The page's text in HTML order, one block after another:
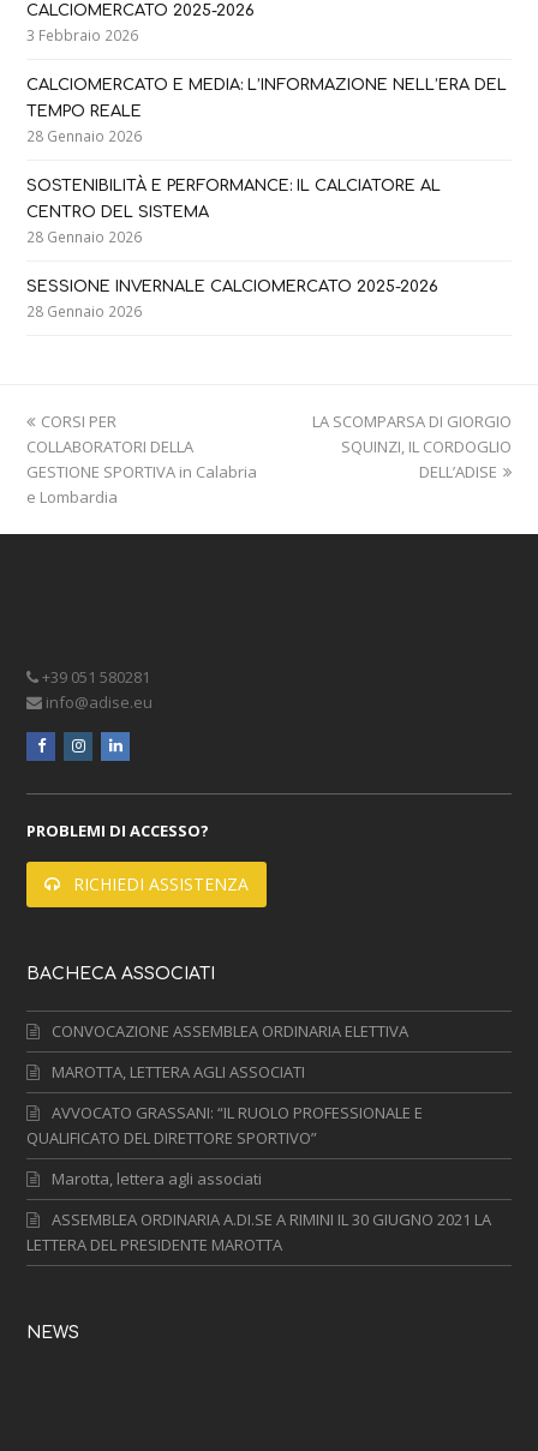
CALCIOMERCATO 2025-2026
3 Febbraio 2026
CALCIOMERCATO E MEDIA: L’INFORMAZIONE NELL’ERA DEL
TEMPO REALE
28 Gennaio 2026
SOSTENIBILITÀ E PERFORMANCE: IL CALCIATORE AL
CENTRO DEL SISTEMA
28 Gennaio 2026
SESSIONE INVERNALE CALCIOMERCATO 2025-2026
28 Gennaio 2026
previous
post:
CORSI PER
COLLABORATORI DELLA
GESTIONE SPORTIVA in Calabria
e Lombardia
next
post:
LA SCOMPARSA DI GIORGIO
SQUINZI, IL CORDOGLIO
DELL’ADISE
+39 051 580281
info@adise.eu
facebookinstagramlinkedin
PROBLEMI DI ACCESSO?
RICHIEDI ASSISTENZA
BACHECA ASSOCIATI
CONVOCAZIONE ASSEMBLEA ORDINARIA ELETTIVA
MAROTTA, LETTERA AGLI ASSOCIATI
AVVOCATO GRASSANI: “IL RUOLO PROFESSIONALE E
QUALIFICATO DEL DIRETTORE SPORTIVO”
Marotta, lettera agli associati
ASSEMBLEA ORDINARIA A.DI.SE A RIMINI IL 30 GIUGNO 2021 LA
LETTERA DEL PRESIDENTE MAROTTA
NEWS